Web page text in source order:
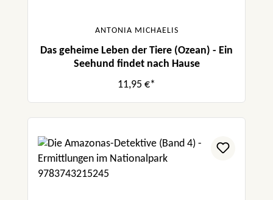
ANTONIA MICHAELIS
Das geheime Leben der Tiere (Ozean) - Ein
Seehund findet nach Hause
11,95 €*